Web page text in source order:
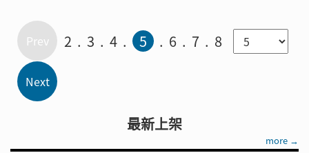
2 3 4 5 6 7 8
最新上架
more →